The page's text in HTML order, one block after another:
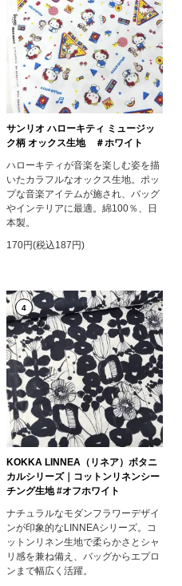
サンリオ ハローキティ ミュージッ
ク柄 オックス生地 ＃ホワイト
ハローキティが音楽を楽しむ姿を描
いたカラフルなオックス生地。ポッ
プな音楽アイテムが施され、バッグ
やインテリアに最適。綿100％、日
本製。
170円(税込187円)
4
KOKKA LINNEA（リネア）ボタニ
カルシリーズ｜コットンリネンシー
チング生地 #オフホワイト
ナチュラルなモダンフラワーデザイ
ンが印象的なLINNEAシリーズ。コ
ットンリネン生地で柔らかさとシャ
リ感を兼ね備え、バッグからエプロ
ンまで幅広く活躍。